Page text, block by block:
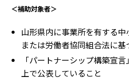
＜補助対象者＞
山形県内に事業所を有する中
または労働者協同組合法に
「パートナーシップ構築宣
上で公表していること